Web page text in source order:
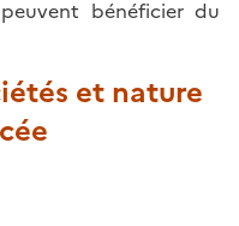
bénéficier du
et nature